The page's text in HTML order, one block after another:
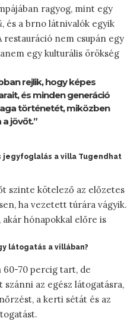
ragyog, mint egy
, és a brno látnivalók egyik
nem csupán egy
egy kulturális örökség
rejlik, hogy képes
és minden generáció
történetét, miközben
jövőt.”
a villa Tugendhat
szinte kötelező az előzetes
ha vezetett túrára vágyik.
hónapokkal előre is
látogatás a villában?
70 percig tart, de
szánni az egész látogatásra,
a kerti sétát és az